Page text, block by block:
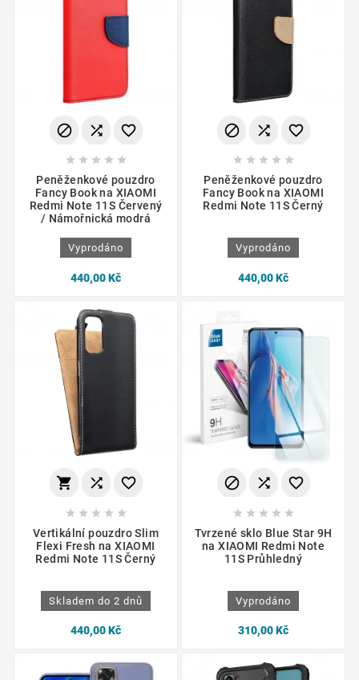
  
    
Peněženkové pouzdro
Fancy Book na XIAOMI
Redmi Note 11S Červený
/ Námořnická modrá
Vyprodáno
440,00 Kč
  
    
Peněženkové pouzdro
Fancy Book na XIAOMI
Redmi Note 11S Černý
Vyprodáno
440,00 Kč
  
    
Vertikální pouzdro Slim
Flexi Fresh na XIAOMI
Redmi Note 11S Černý
Skladem do 2 dnů
440,00 Kč
  
    
Tvrzené sklo Blue Star 9H
na XIAOMI Redmi Note
11S Průhledný
Vyprodáno
310,00 Kč